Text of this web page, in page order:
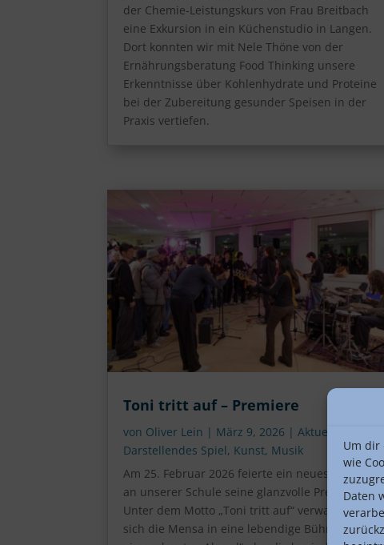
Um dir
wie
Daten
der Chemie-Leistungskurs von Frau Breitbach
eine Exkursion in ein Küchenstudio in Langen.
Dort konnten wir mit Nele Thöne von der
Ernährungsberatung Food Thinking unsere
Erkenntnisse über Kohlenhydrate und Proteine
bei der Zubereitung gesunder Speisen in der
Praxis vertiefen.
Toni tritt auf – Premiere
von Oliver Lein | März 9, 2026 |Aktuelles
Darstellendes Spiel, Kunst, Musik
Am 25. Februar 2026 feierte ein neues Format
an unserer Schule seine glanzvolle Premiere:
Unter dem Motto „Toni tritt auf“ verwandelte
sich die Mensa in eine lebendige Bühne für